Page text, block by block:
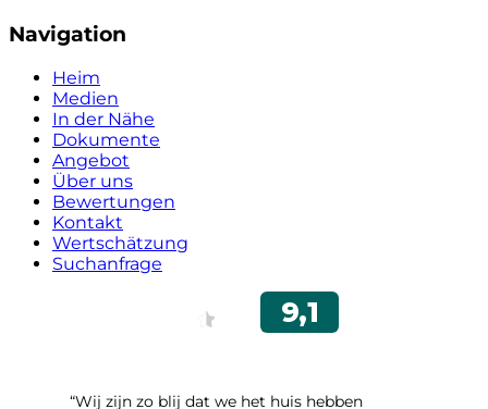
Navigation
Heim
Medien
In der Nähe
Dokumente
Angebot
Über uns
Bewertungen
Kontakt
Wertschätzung
Suchanfrage
“Wij zijn zo blij dat we het huis hebben